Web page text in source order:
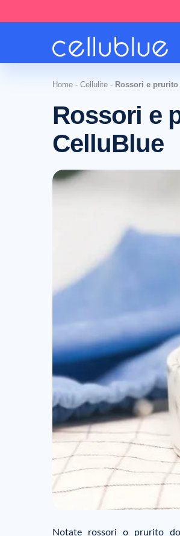
Home - Cellulite - Rossori e
Rossori e
CelluBlue
Notate rossori o prurito